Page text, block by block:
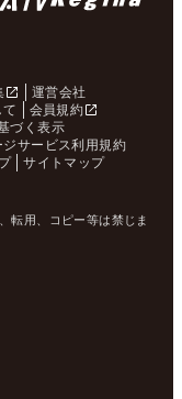
運営会社
会員規約
づく表示
ジサービス利用規約
サイトマップ
転用、コピー等は禁じま